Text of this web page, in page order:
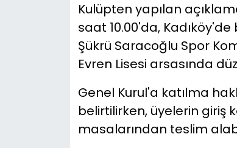
Kulüpten yapılan
saat 10.00'da,
Şükrü Saracoğlu Spor
Evren Lisesi arsasında
Genel Kurul'a katılma
belirtilirken, üyelerin giriş
masalarından teslim